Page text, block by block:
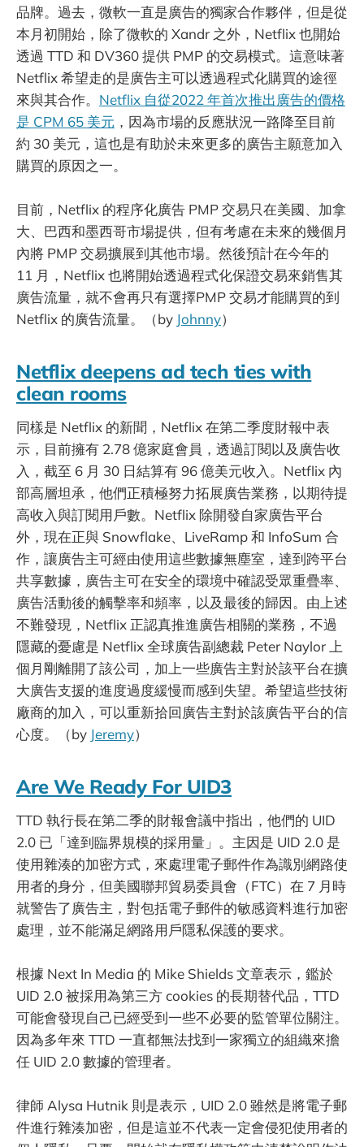
品牌。過去，微軟一直是廣告的獨家合作夥伴，但是從
本月初開始，除了微軟的 Xandr 之外，Netflix 也開始
透過 TTD 和 DV360 提供 PMP 的交易模式。這意味著
Netflix 希望走的是廣告主可以透過程式化購買的途徑
來與其合作。 Netflix 自從2022 年首次推出廣告的價格
是 CPM 65 美元 ，因為市場的反應狀況一路降至目前
約 30 美元，這也是有助於未來更多的廣告主願意加入
購買的原因之一。
目前，Netflix 的程序化廣告 PMP 交易只在美國、加拿
大、巴西和墨西哥市場提供，但有考慮在未來的幾個月
內將 PMP 交易擴展到其他市場。然後預計在今年的
11 月，Netflix 也將開始透過程式化保證交易來銷售其
廣告流量，就不會再只有選擇PMP 交易才能購買的到
Netflix 的廣告流量。（by Johnny）
Netflix deepens ad tech ties with
clean rooms
同樣是 Netflix 的新聞，Netflix 在第二季度財報中表
示，目前擁有 2.78 億家庭會員，透過訂閱以及廣告收
入，截至 6 月 30 日結算有 96 億美元收入。Netflix 內
部高層坦承，他們正積極努力拓展廣告業務，以期待提
高收入與訂閱用戶數。Netflix 除開發自家廣告平台
外，現在正與 Snowflake、LiveRamp 和 InfoSum 合
作，讓廣告主可經由使用這些數據無塵室，達到跨平台
共享數據，廣告主可在安全的環境中確認受眾重疊率、
廣告活動後的觸擊率和頻率，以及最後的歸因。由上述
不難發現，Netflix 正認真推進廣告相關的業務，不過
隱藏的憂慮是 Netflix 全球廣告副總裁 Peter Naylor 上
個月剛離開了該公司，加上一些廣告主對於該平台在擴
大廣告支援的進度過度緩慢而感到失望。希望這些技術
廠商的加入，可以重新拾回廣告主對於該廣告平台的信
心度。（by Jeremy）
Are We Ready For UID3
TTD 執行長在第二季的財報會議中指出，他們的 UID
2.0 已「達到臨界規模的採用量」。主因是 UID 2.0 是
使用雜湊的加密方式，來處理電子郵件作為識別網路使
用者的身分，但美國聯邦貿易委員會（FTC）在 7 月時
就警告了廣告主，對包括電子郵件的敏感資料進行加密
處理，並不能滿足網路用戶隱私保護的要求。
根據 Next In Media 的 Mike Shields 文章表示，鑑於
UID 2.0 被採用為第三方 cookies 的長期替代品，TTD
可能會發現自己已經受到一些不必要的監管單位關注。
因為多年來 TTD 一直都無法找到一家獨立的組織來擔
任 UID 2.0 數據的管理者。
律師 Alysa Hutnik 則是表示，UID 2.0 雖然是將電子郵
件進行雜湊加密，但是這並不代表一定會侵犯使用者的